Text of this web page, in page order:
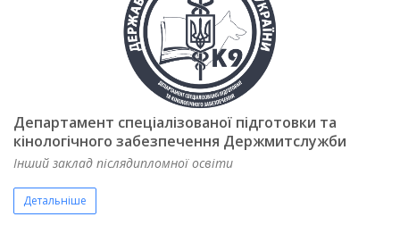
Департамент спеціалізованої підготовки та
кінологічного забезпечення Держмитслужби
Інший заклад післядипломної освіти
Детальніше